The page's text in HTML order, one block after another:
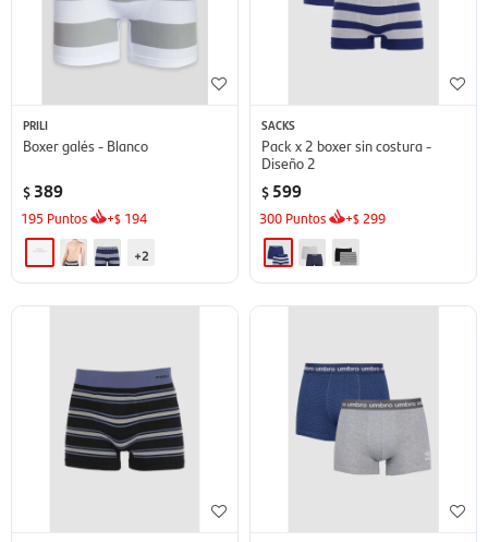
PRILI
Boxer galés - Blanco
$ 389
195 Puntos +$ 194
+2
SACKS
Pack x 2 boxer sin costura -
Diseño 2
$ 599
300 Puntos +$ 299